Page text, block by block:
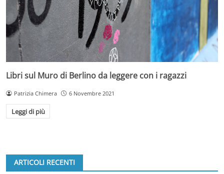
Libri sul Muro di Berlino da leggere con i ragazzi
Patrizia Chimera 6 Novembre 2021
Leggi di più
ARTICOLI RECENTI